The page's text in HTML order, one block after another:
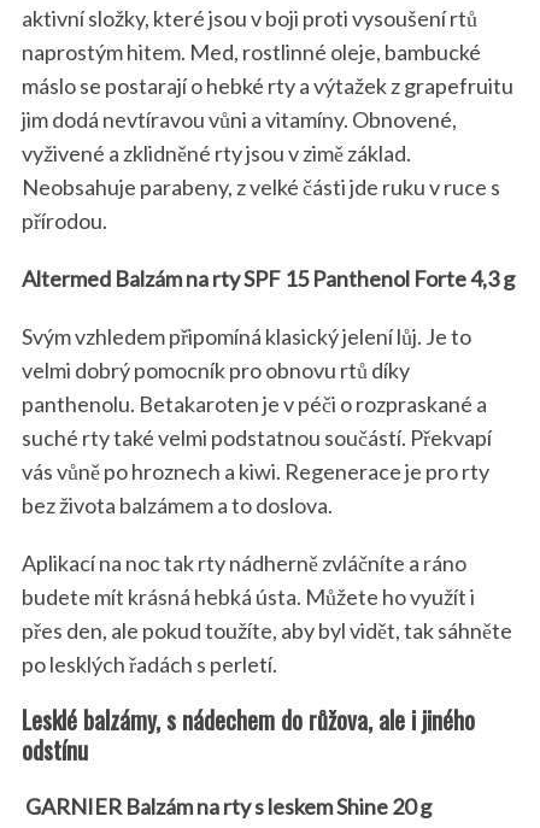
aktivní složky, které jsou v boji proti vysoušení rtů
naprostým hitem. Med, rostlinné oleje, bambucké
máslo se postarají o hebké rty a výtažek z grapefruitu
jim dodá nevtíravou vůni a vitamíny. Obnovené,
vyživené a zklidněné rty jsou v zimě základ.
Neobsahuje parabeny, z velké části jde ruku v ruce s
přírodou.
Altermed Balzám na rty SPF 15 Panthenol Forte 4,3 g
Svým vzhledem připomíná klasický jelení lůj. Je to
velmi dobrý pomocník pro obnovu rtů díky
panthenolu. Betakaroten je v péči o rozpraskané a
suché rty také velmi podstatnou součástí. Překvapí
vás vůně po hroznech a kiwi. Regenerace je pro rty
bez života balzámem a to doslova.
Aplikací na noc tak rty nádherně zvláčníte a ráno
budete mít krásná hebká ústa. Můžete ho využít i
přes den, ale pokud toužíte, aby byl vidět, tak sáhněte
po lesklých řadách s perletí.
Lesklé balzámy, s nádechem do růžova, ale i jiného
odstínu
GARNIER Balzám na rty s leskem Shine 20 g